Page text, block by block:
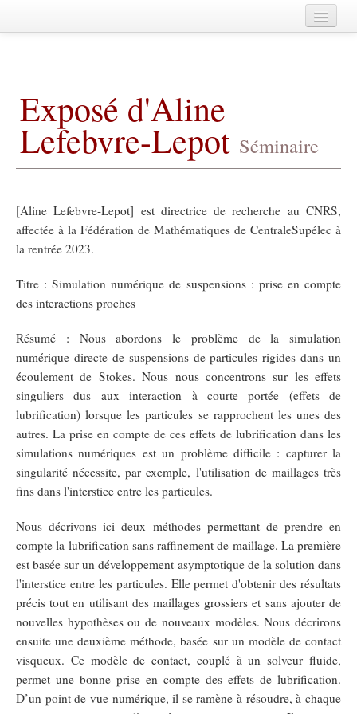
CentraleSupélec
Agenda
Membres
Publications
Exposé d'Aline
Lefebvre-Lepot Séminaire
[Aline Lefebvre-Lepot] est directrice de recherche au CNRS,
affectée à la Fédération de Mathématiques de CentraleSupélec à
la rentrée 2023.
Titre : Simulation numérique de suspensions : prise en compte
des interactions proches
Résumé : Nous abordons le problème de la simulation
numérique directe de suspensions de particules rigides dans un
écoulement de Stokes. Nous nous concentrons sur les effets
singuliers dus aux interaction à courte portée (effets de
lubrification) lorsque les particules se rapprochent les unes des
autres. La prise en compte de ces effets de lubrification dans les
simulations numériques est un problème difficile : capturer la
singularité nécessite, par exemple, l'utilisation de maillages très
fins dans l'interstice entre les particules.
Nous décrivons ici deux méthodes permettant de prendre en
compte la lubrification sans raffinement de maillage. La première
est basée sur un développement asymptotique de la solution dans
l'interstice entre les particules. Elle permet d'obtenir des résultats
précis tout en utilisant des maillages grossiers et sans ajouter de
nouvelles hypothèses ou de nouveaux modèles. Nous décrirons
ensuite une deuxième méthode, basée sur un modèle de contact
visqueux. Ce modèle de contact, couplé à un solveur fluide,
permet une bonne prise en compte des effets de lubrification.
D’un point de vue numérique, il se ramène à résoudre, à chaque